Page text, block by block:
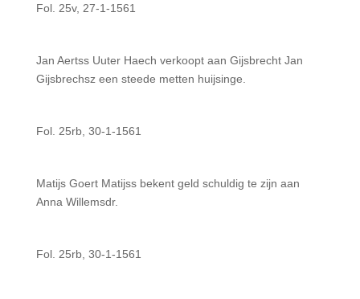
Fol. 25v, 27-1-1561
Jan Aertss Uuter Haech verkoopt aan Gijsbrecht Jan
Gijsbrechsz een steede metten huijsinge.
Fol. 25rb, 30-1-1561
Matijs Goert Matijss bekent geld schuldig te zijn aan
Anna Willemsdr.
Fol. 25rb, 30-1-1561